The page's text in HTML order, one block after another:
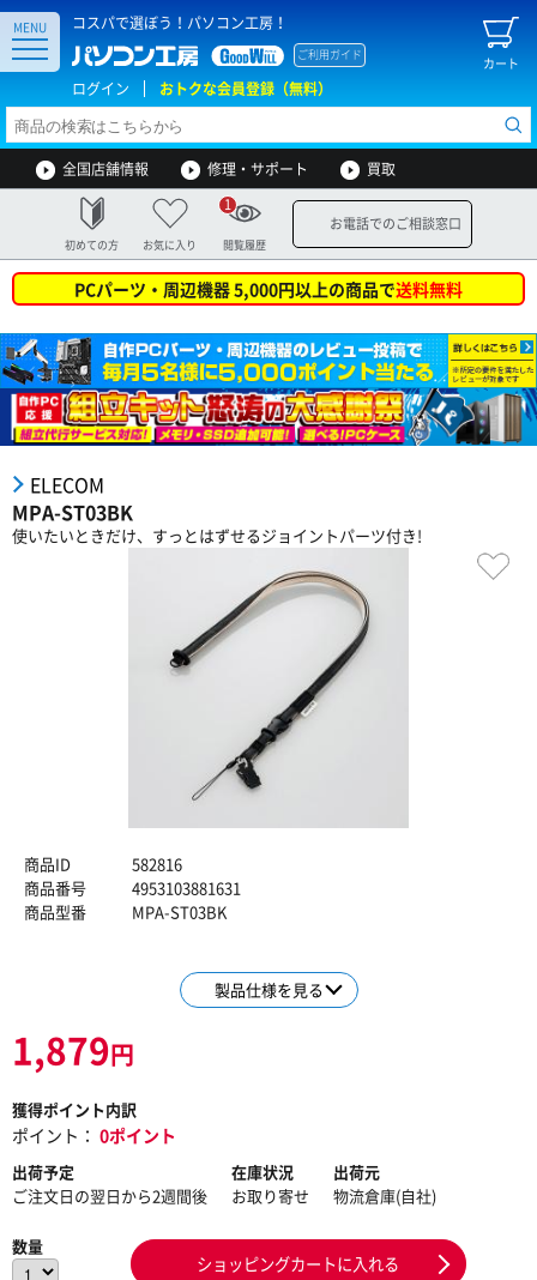
コスパで選ぼう！パソコン工房！
カート
ご利用ガイド
ログイン おトクな会員登録（無料）
MENU
全国店舗情報 修理・サポート 買取
初めての方 お気に入り 閲覧履歴
1
お電話でのご相談窓口
PCパーツ・周辺機器 5,000円以上の商品で送料無料
ELECOM
MPA-ST03BK
使いたいときだけ、すっとはずせるジョイントパーツ付き!
商品ID
582816
商品番号
4953103881631
商品型番
MPA-ST03BK
製品仕様を見る
1,879円
獲得ポイント内訳
ポイント： 0ポイント
出荷予定
ご注文日の翌日から2週間後
在庫状況
お取り寄せ
出荷元
物流倉庫(自社)
数量
ショッピングカートに入れる